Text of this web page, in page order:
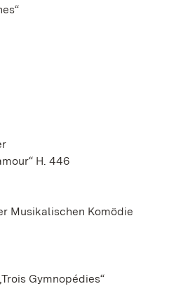
H. 446
Musikalischen Komödie
Gymnopédies“